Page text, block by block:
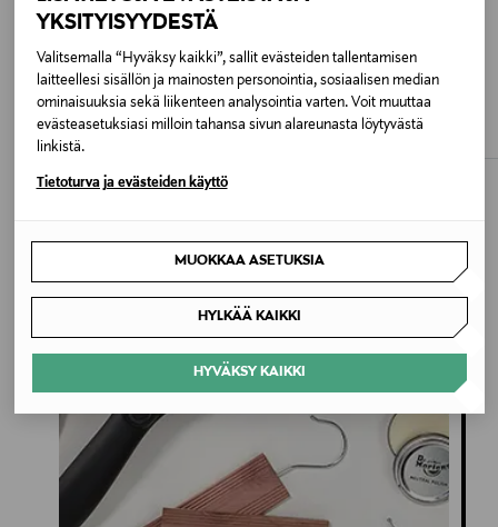
YKSITYISYYDESTÄ
Valitsemalla “Hyväksy kaikki”, sallit evästeiden tallentamisen
laitteellesi sisällön ja mainosten personointia, sosiaalisen median
ominaisuuksia sekä liikenteen analysointia varten. Voit muuttaa
evästeasetuksiasi milloin tahansa sivun alareunasta löytyvästä
linkistä.
Tietoturva ja evästeiden käyttö
MUOKKAA ASETUKSIA
HYLKÄÄ KAIKKI
HYVÄKSY KAIKKI
Avainsanat
Berkeley Cotton Crew neule, neuleet, puuvillaneuleet,
pullover, crewneck
ALE –61%
MAKIA
Rational-kauluspaita
Discounted Price
47,00 € Original Price
119,00 €
L'ORÉAL PROFESSIONNEL
Vitamino Color Spectrum Mask -
hiusnaamio
Inspiroidu